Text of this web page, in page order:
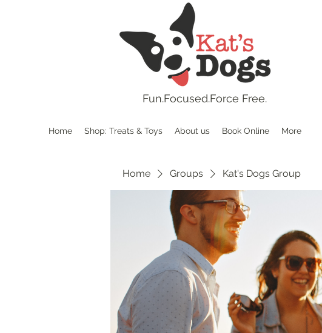
Home Shop: Treats & Toys About us Book Online More
Fun.Focused.Force Free.
Home Groups Kat's Dogs Group